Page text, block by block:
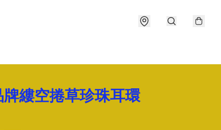
縷空捲草珍珠耳環